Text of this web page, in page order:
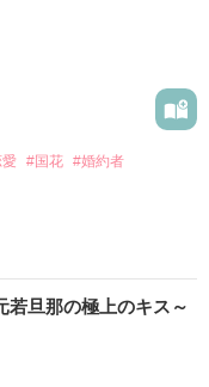
#国花 #婚約者
若旦那の極上のキス～